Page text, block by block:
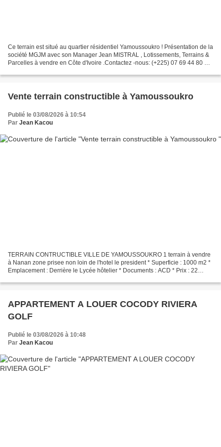
Ce terrain est situé au quartier résidentiel Yamoussoukro ! Présentation de la
société MGJM ​​avec son Manager Jean MISTRAL , Lotissements, Terrains &
Parcelles à vendre en Côte d'Ivoire .Contactez -nous: (+225) 07 69 44 80 11
Vente terrain constructible à Yamoussoukro
Publié le 03/08/2026 à 10:54
Par Jean Kacou
TERRAIN CONTRUCTIBLE VILLE DE YAMOUSSOUKRO 1 terrain à vendre
à Nanan zone prisee non loin de l'hotel le president * Superficie : 1000 m2 *
Emplacement : Derrière le Lycée hôtelier * Documents : ACD * Prix : 22
APPARTEMENT A LOUER COCODY RIVIERA
GOLF
Publié le 03/08/2026 à 10:48
Par Jean Kacou